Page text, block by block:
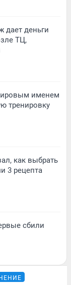
дает деньги
ТЦ,
именем
тренировку
как выбрать
3 рецепта
сбили